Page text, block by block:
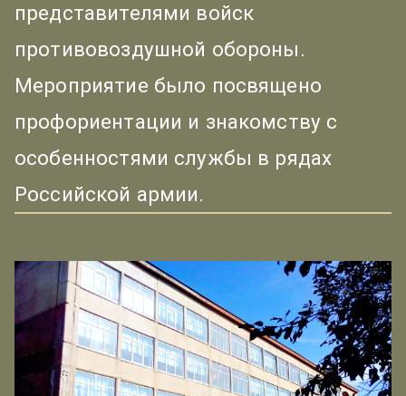
представителями войск
противовоздушной обороны.
Мероприятие было посвящено
профориентации и знакомству с
особенностями службы в рядах
Российской армии.